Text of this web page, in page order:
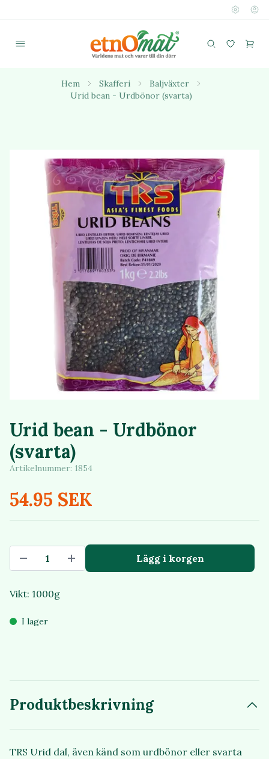
Hem Skafferi
Baljväxter
Urid bean - Urdbönor (svarta)
Urid bean - Urdbönor
(svarta)
Artikelnummer: 1854
54.95 SEK
Lägg i korgen
Vikt: 1000g
I lager
Produktbeskrivning
TRS Urid dal, även känd som urdbönor eller svarta